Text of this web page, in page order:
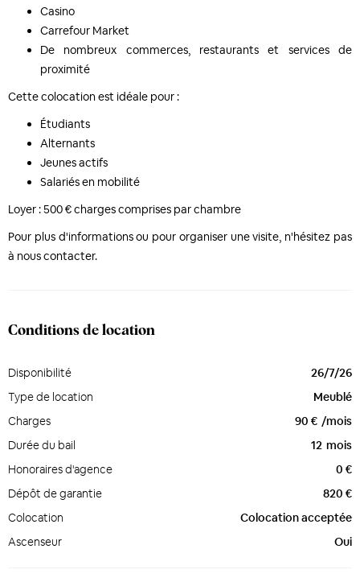
Casino
Carrefour Market
De nombreux commerces, restaurants et services de
proximité
Cette colocation est idéale pour :
Étudiants
Alternants
Jeunes actifs
Salariés en mobilité
Loyer : 500 € charges comprises par chambre
Pour plus d'informations ou pour organiser une visite, n'hésitez pas
à nous contacter.
Conditions de location
Disponibilité
26/7/26
Type de location
Meublé
Charges
90 € /mois
Durée du bail
12 mois
Honoraires d'agence
0 €
Dépôt de garantie
820 €
Colocation
Colocation acceptée
Ascenseur
Oui